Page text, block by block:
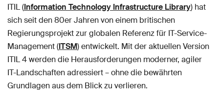
ITIL (Information Technology Infrastructure Library) hat
sich seit den 80er Jahren von einem britischen
Regierungsprojekt zur globalen Referenz für IT-Service-
Management (ITSM) entwickelt. Mit der aktuellen Version
ITIL 4 werden die Herausforderungen moderner, agiler
IT-Landschaften adressiert – ohne die bewährten
Grundlagen aus dem Blick zu verlieren.